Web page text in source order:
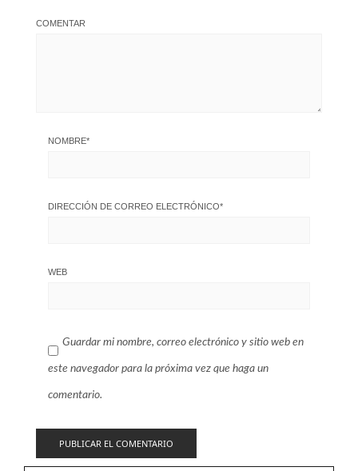
COMENTAR
NOMBRE*
DIRECCIÓN DE CORREO ELECTRÓNICO*
WEB
Guardar mi nombre, correo electrónico y sitio web en
este navegador para la próxima vez que haga un
comentario.